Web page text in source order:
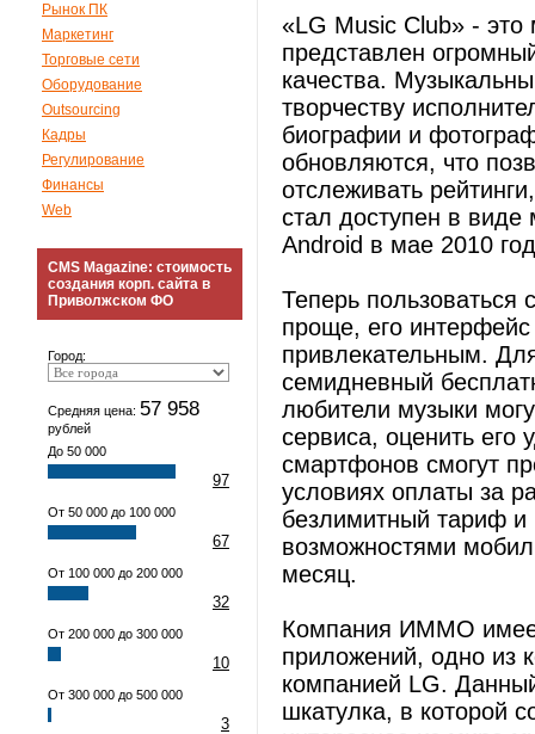
Рынок ПК
Маркетинг
Торговые сети
Оборудование
Outsourcing
Кадры
Регулирование
Финансы
Web
CMS Magazine: стоимость
создания корп. сайта в
Приволжском ФО
Город:
Средняя цена: 57 958
рублей
До 50 000
97
От 50 000 до 100 000
67
От 100 000 до 200 000
32
От 200 000 до 300 000
10
От 300 000 до 500 000
3
«LG Music Club» -
представлен
качества.
творчеству
биографии и
обновляются, что
отслеживать
стал доступен в
Android в мае 2010
Теперь
проще, его
привлекательным.
семидневный
любители музыки
сервиса, оценить его
смартфонов смогут
условиях оплаты за
безлимитный тариф и
возможностями
месяц.
Компания ИММО
приложений, одно из
компанией LG.
шкатулка, в которой